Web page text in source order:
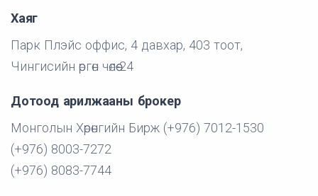
Хаяг
Парк Плэйс оффис, 4 давхар, 403 тоот,
Чингисийн өргөн чөлөө-24
Дотоод арилжааны брокер
Монголын Хөрөнгийн Бирж (+976) 7012-1530
(+976) 8003-7272
(+976) 8083-7744